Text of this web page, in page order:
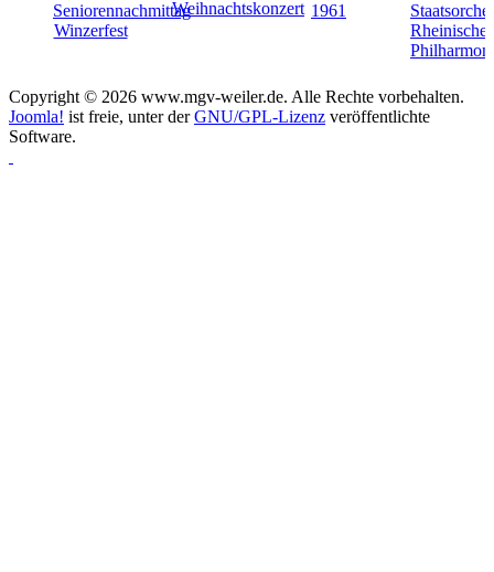
Seniorennachmittag
Winzerfest
Weihnachtskonzert 1961
Rheinische
Copyright © 2026 www.mgv-weiler.de. Alle Rechte vorbehalten.
Joomla! ist freie, unter derGNU/GPL-Lizenz veröffentlichte
Software.